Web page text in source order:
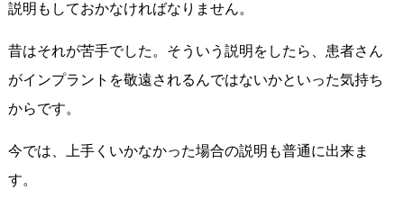
説明もしておかなければなりません。
昔はそれが苦手でした。そういう説明をしたら、患者さん
がインプラントを敬遠されるんではないかといった気持ち
からです。
今では、上手くいかなかった場合の説明も普通に出来ま
す。